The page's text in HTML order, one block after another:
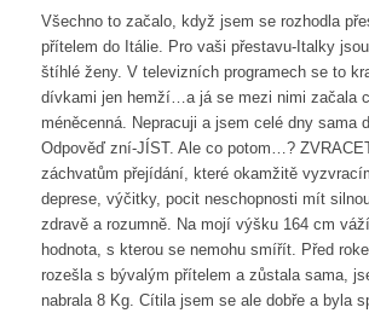
Všechno to začalo, když jsem se rozhodla
přítelem do Itálie. Pro vaši přestavu-Italky
štíhlé ženy. V televizních programech se to
dívkami jen hemží…a já se mezi nimi začala
méněcenná. Nepracuji a jsem celé dny sama
Odpověď zní-JÍST. Ale co potom…?
záchvatům přejídání, které okamžitě
deprese, výčitky, pocit neschopnosti mít
zdravě a rozumně. Na mojí výšku 164 cm
hodnota, s kterou se nemohu smířít. Před
rozešla s bývalým přítelem a zůstala sama,
nabrala 8 Kg. Cítila jsem se ale dobře a byla